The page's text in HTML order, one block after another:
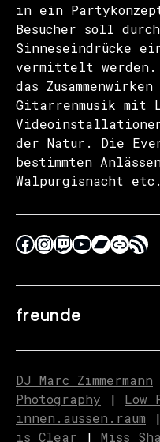
in ein
Besucher soll
Sinneseindrücke
vermittelt werden.
das
Gitarrenmusik mit
Videoinstallationen
der Natur. Die
bestimmten
Walpurgisnacht
freunde
DJ Marc Zimmermann
Photography | Low
innen.aussen.raum
is Clear | Miss